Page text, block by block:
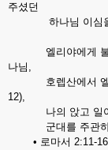
주셨던
하나님 이심을
엘리야에게 불을
나님,
호렙산에서 엘이
12),
나의 앉고 일어서
군대를 주관하
• 로마서 2:11-16